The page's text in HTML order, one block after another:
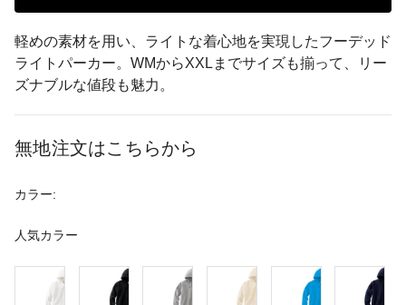
軽めの素材を用い、ライトな着心地を実現したフーデッド
ライトパーカー。WMからXXLまでサイズも揃って、リー
ズナブルな値段も魅力。
無地注文はこちらから
カラー:
人気カラー